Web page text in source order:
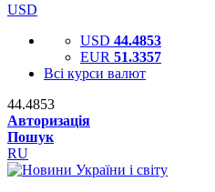
USD
USD 44.4853
EUR 51.3357
Всі курси валют
44.4853
Авторизація
Пошук
RU